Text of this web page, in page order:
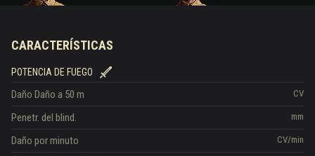
CARACTERÍSTICAS
POTENCIA DE FUEGO
CV
Daño Daño a 50 m
mm
Penetr. del blind.
CV/min
Daño por minuto